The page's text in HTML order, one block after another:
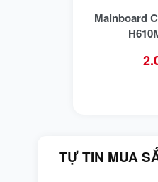
Mainboard
TỰ TIN MUA